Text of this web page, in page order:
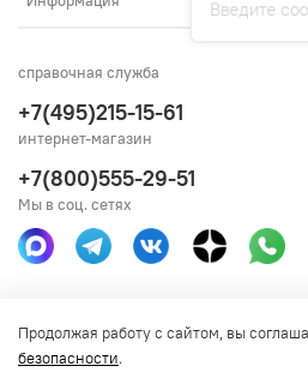
Получить
справочная служба
+7(495)215-15-61
интернет-магазин
+7(800)555-29-51
Мы в соц. сетях
Продолжая работу с сайтом, вы
безопасности.
Введите